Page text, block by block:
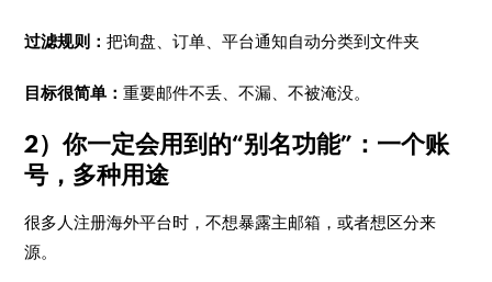
过滤规则：把询盘、订单、平台通知自动分类到文件夹
目标很简单：重要邮件不丢、不漏、不被淹没。
2）你一定会用到的“别名功能”：一个账
号，多种用途
很多人注册海外平台时，不想暴露主邮箱，或者想区分来
源。